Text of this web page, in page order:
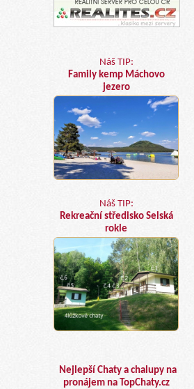
Náš TIP:
Family kemp Máchovo
jezero
Náš TIP:
Rekreační středisko Selská
rokle
Nejlepší Chaty a chalupy na
pronájem na TopChaty.cz